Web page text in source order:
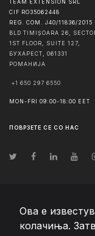
Ова е
колачиња.
TEAM EXTENSION SRL
CIF RO35062448
REG. COM. J40/11836/2015
BLD TIMIȘOARA 26,
1ST FLOOR, SUITE 127,
БУХАРЕСТ
061331
РОМАНИЈА
+1 650 297 6550
MON-FRI 09:00-18:00 EET
ПОВРЗЕТЕ СЕ СО НАС
© Авторско право2026